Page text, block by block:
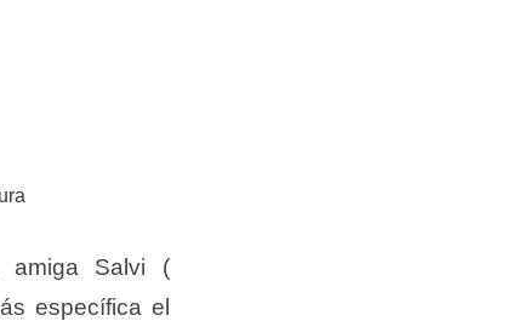
amiga Salvi (
específica el